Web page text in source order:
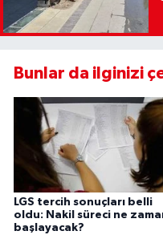
Bunlar da ilginizi
LGS tercih sonuçları belli
oldu: Nakil süreci ne
başlayacak?